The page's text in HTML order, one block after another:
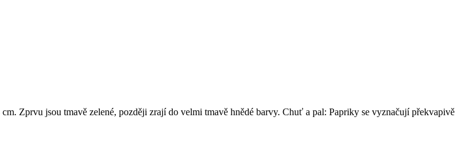
Zprvu jsou tmavě zelené, později zrají do velmi tmavě hnědé barvy. Chuť a pal: Papriky se vyznačují překvapivě